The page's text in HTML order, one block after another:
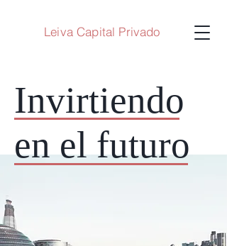
Leiva Capital Privado
Invirtiendo
en el futuro